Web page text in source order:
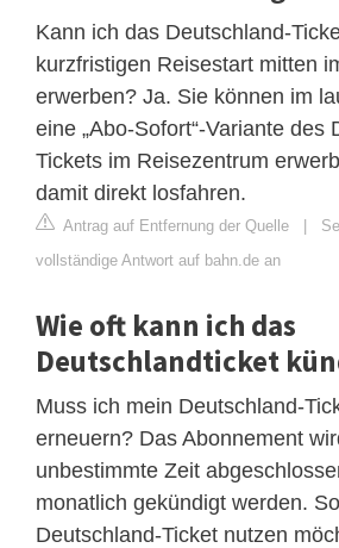
Kann ich das Deutschland-
kurzfristigen Reisestart mitten
erwerben? Ja. Sie können im
eine „Abo-Sofort“-Variante des
Tickets im Reisezentrum
damit direkt losfahren.
Antrag auf Entfernung der Quelle |
vollständige Antwort auf bahn.de an
Wie oft kann ich das
Deutschlandticket
Muss ich mein Deutschland-
erneuern? Das Abonnement
unbestimmte Zeit
monatlich gekündigt werden.
Deutschland-Ticket nutzen